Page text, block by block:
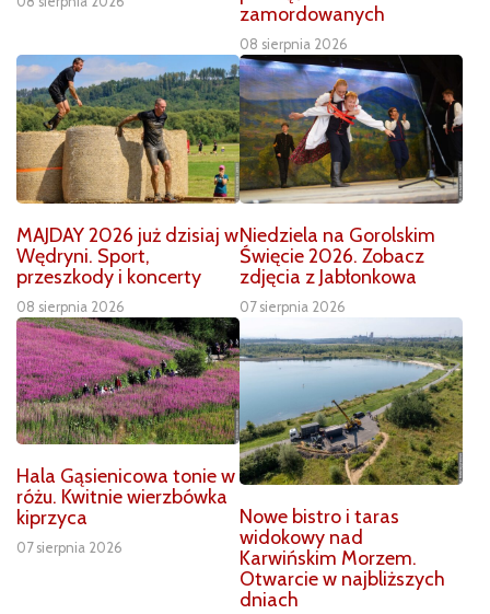
zamordowanych
08 sierpnia 2026
MAJDAY 2026 już dzisiaj w
Wędryni. Sport,
przeszkody i koncerty
08 sierpnia 2026
Niedziela na Gorolskim
Święcie 2026. Zobacz
zdjęcia z Jabłonkowa
07 sierpnia 2026
Hala Gąsienicowa tonie w
różu. Kwitnie wierzbówka
kiprzyca
07 sierpnia 2026
Nowe bistro i taras
widokowy nad
Karwińskim Morzem.
Otwarcie w najbliższych
dniach